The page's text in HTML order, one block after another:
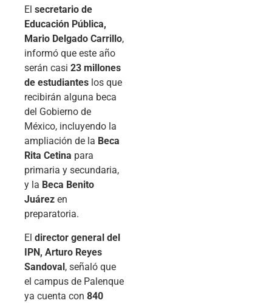
El secretario de
Educación Pública,
Mario Delgado Carrillo,
informó que este año
serán casi 23 millones
de estudiantes los que
recibirán alguna beca
del Gobierno de
México, incluyendo la
ampliación de la Beca
Rita Cetina para
primaria y secundaria,
y la Beca Benito
Juárez en
preparatoria.
El director general del
IPN, Arturo Reyes
Sandoval, señaló que
el campus de Palenque
ya cuenta con 840